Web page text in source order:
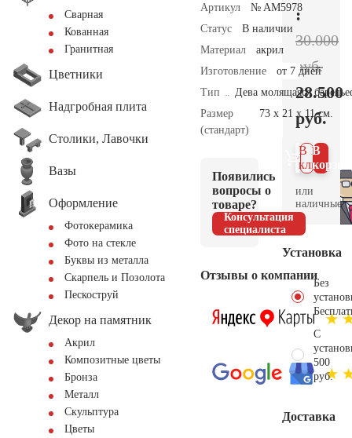
Сварная
Кованная
Гранитная
Цветники
Надгробная плита
Столики, Лавочки
Вазы
Оформление
Фотокерамика
Фото на стекле
Буквы из металла
Скарпель и Позолота
Пескоструй
Декор на памятник
Акрил
Композитные цветы
Бронза
Металл
Скульптура
Цветы
Артикул
№ AM5978
Статус
В наличии
Материал
акрил
Изготовление
от 7 дней
Тип
Дева молящаяся
Размер
(стандарт)
73 х 21 х 11 см.
Появились
вопросы о
товаре?
Консультация
специалиста
Отзывы о компании
:
30.000
руб.
28.500
руб.
В
В 1
клик
или
наличные.
Установка
Без
С
500
руб.
Доставка